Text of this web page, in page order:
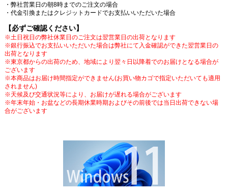
・弊社営業日の朝8時までのご注文の場合
・代金引換またはクレジットカードでお支払いいただいた場合
【必ずご確認ください】
※土日祝日の弊社休業日のご注文は翌営業日の出荷となります
※銀行振込でお支払いいただいた場合は弊社にて入金確認ができた翌営業日の
出荷となります
※東京都からの出荷のため、地域により翌々日以降着でのお届けとなる場合が
ございます
※本商品はお届け時間指定ができません(お買い物カゴで指定いただいても適用
されません)
※天候及び交通状況等により、お届けが遅れる場合がございます
※年末年始・お盆などの長期休業時期およびその前後では当日出荷できない場
合がございます